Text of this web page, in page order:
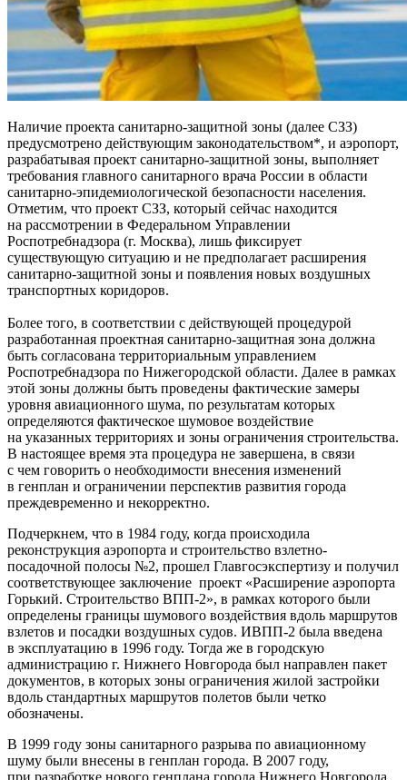
Наличие проекта санитарно-защитной зоны (далее СЗЗ)
предусмотрено действующим законодательством*, и аэропорт,
разрабатывая проект санитарно-защитной зоны, выполняет
требования главного санитарного врача России в области
санитарно-эпидемиологической безопасности населения.
Отметим, что проект СЗЗ, который сейчас находится
на рассмотрении в Федеральном Управлении
Роспотребнадзора (г. Москва), лишь фиксирует
существующую ситуацию и не предполагает расширения
санитарно-защитной зоны и появления новых воздушных
транспортных коридоров.
Более того, в соответствии с действующей процедурой
разработанная проектная санитарно-защитная зона должна
быть согласована территориальным управлением
Роспотребнадзора по Нижегородской области. Далее в рамках
этой зоны должны быть проведены фактические замеры
уровня авиационного шума, по результатам которых
определяются фактическое шумовое воздействие
на указанных территориях и зоны ограничения строительства.
В настоящее время эта процедура не завершена, в связи
с чем говорить о необходимости внесения изменений
в генплан и ограничении перспектив развития города
преждевременно и некорректно.
Подчеркнем, что в 1984 году, когда происходила
реконструкция аэропорта и строительство взлетно-
посадочной полосы №2, прошел Главгосэкспертизу и получил
соответствующее заключение проект «Расширение аэропорта
Горький. Строительство ВПП-2», в рамках которого были
определены границы шумового воздействия вдоль маршрутов
взлетов и посадки воздушных судов. ИВПП-2 была введена
в эксплуатацию в 1996 году. Тогда же в городскую
администрацию г. Нижнего Новгорода был направлен пакет
документов, в которых зоны ограничения жилой застройки
вдоль стандартных маршрутов полетов были четко
обозначены.
В 1999 году зоны санитарного разрыва по авиационному
шуму были внесены в генплан города. В 2007 году,